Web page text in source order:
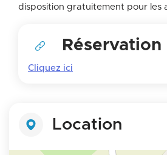
disposition gratuitement pour les
Réservation
Cliquez ici
Location